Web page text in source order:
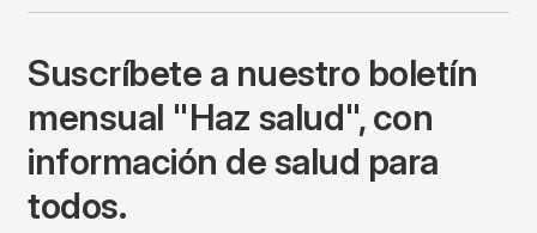
Suscríbete a nuestro boletín
mensual "Haz salud", con
información de salud para
todos.